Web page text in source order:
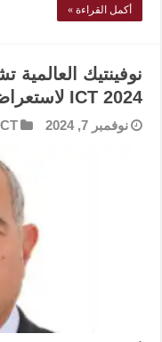
أكمل القراءة »
ICT 2024 لاستعراض حلولها التكنولوجية الرائدة
نوفمبر 7, 2024